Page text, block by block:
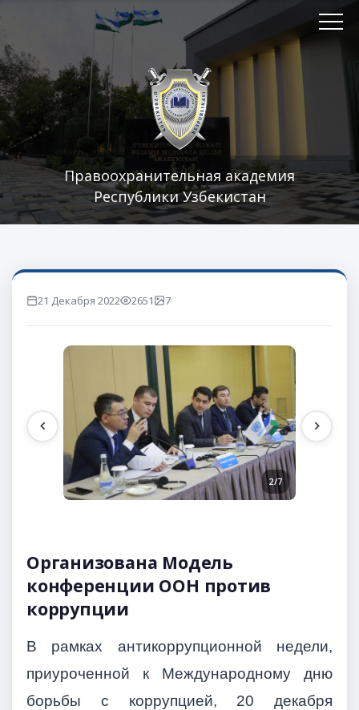
Правоохранительная академия
Республики Узбекистан
21 Декабря 2022 2651
marta ko'rilgan
7
2/7
Организована Модель
конференции ООН против
коррупции
В рамках антикоррупционной недели,
приуроченной к Международному дню
борьбы с коррупцией, 20 декабря